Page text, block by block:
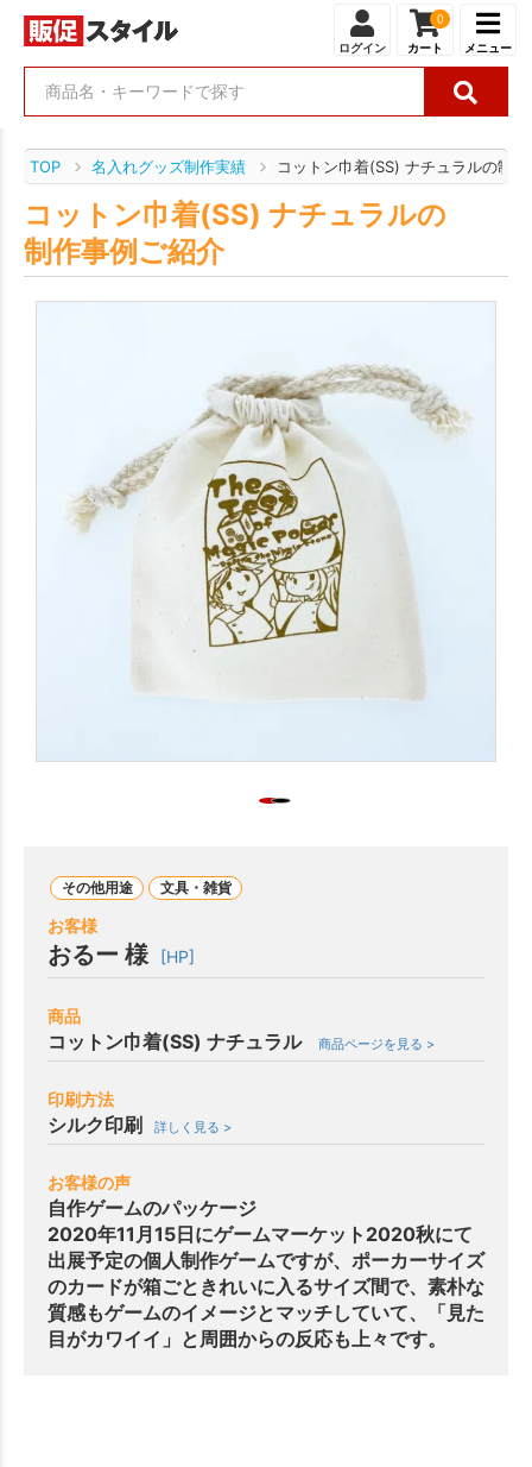
ログイン
0
カート メニュー
TOP 名入れグッズ制作実績 コットン巾着(SS) ナチュラルの制
コットン巾着(SS) ナチュラルの
制作事例ご紹介
その他用途 文具・雑貨
お客様
おるー 様 [HP]
商品
コットン巾着(SS) ナチュラル 商品ページを見る >
印刷方法
シルク印刷 詳しく見る >
お客様の声
自作ゲームのパッケージ
2020年11月15日にゲームマーケット2020秋にて
出展予定の個人制作ゲームですが、ポーカーサイズ
のカードが箱ごときれいに入るサイズ間で、素朴な
質感もゲームのイメージとマッチしていて、「見た
目がカワイイ」と周囲からの反応も上々です。